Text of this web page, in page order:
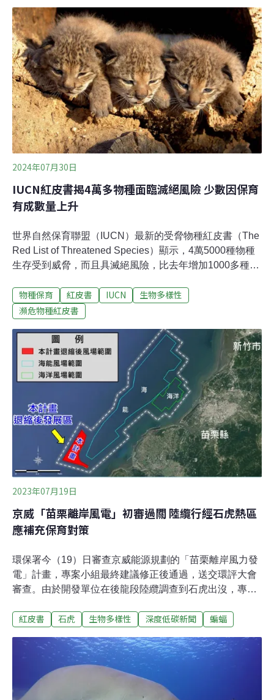
IUCN定期發布並更新「受脅物種紅皮書」（The Red List
of Threatened Species），是了解動植物與真菌滅絕風險
最全面的資訊。物種依受脅程度列為不同等級，易危
（VU）、瀕危（EN）、極危（CR）都代表生存面臨危
機。
2024年07月30日
IUCN紅皮書揭4萬多物種面臨滅絕風險 少數因保育
有成數量上升
世界自然保育聯盟（IUCN）最新的受脅物種紅皮書（The
Red List of Threatened Species）顯示，4萬5000種物種
生存受到威脅，而且具滅絕風險，比去年增加1000多種
的數量已回升。 氣候變遷、外來入侵物種、非法貿易，到
基礎建設擴建，地球的生物面臨各種生存挑戰。IUCN從
含了16萬種物種。這是世界生物多樣性健全狀況的重要指
標。社交媒體刺激銷售 智利的仙人掌瀕危物種滅絕的原因
不盡相同，社群媒體的傳播力加速了龍爪球屬（Copiapoa
cacti）仙人掌的危機。 《美聯社》報導，生長於智利沿海
沙漠的龍爪球仙人掌常當成裝飾植物。隨著愛好者和商人
在社群媒體上展示，需求攀升，非法走私更加嚴重。龍爪
球屬仙人掌有82%的物種面臨滅絕風險，比2013年的55
物種保育 紅皮書 IUCN
生物多樣性
瀕危物種紅皮書
2023年07月19日
京威「苗栗離岸風電」初審過關 陸纜行經石虎熱區
應補充保育對策
環保署今（19）日審查京威能源規劃的「苗栗離岸風力發
電」計畫，專案小組最終建議修正後通過，送交環評大會
審查。由於開發單位在後龍段陸纜調查到石虎出沒，專案
護海域水質。開發區僅原規劃1.6% 業者再刪「後期開發
位於苗栗後龍外海，位置與先前通過環評審查的「美森」
風場重疊。原規劃全區開發，面積439.6平方公里；今年4
月的環評初審改為分期開發，首期由於迴避軍事射擊區、
信號保護區，總面積僅7.4平方公里，僅占全區1.6%。前
紅皮書 石虎 生物多樣性 深度低碳新聞 蝙蝠